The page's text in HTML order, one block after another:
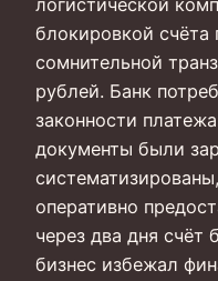
логистической
блокировкой
сомнительной
рублей. Банк
законности
документы были
оперативно
через два дня счёт
бизнес избежал